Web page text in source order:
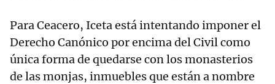
Para Ceacero, Iceta está intentando imponer el
Derecho Canónico por encima del Civil como
única forma de quedarse con los monasterios
de las monjas, inmuebles que están a nombre